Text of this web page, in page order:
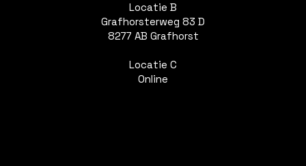
Locatie B
Grafhorsterweg 83 D
8277 AB Grafhorst
Locatie C
Online